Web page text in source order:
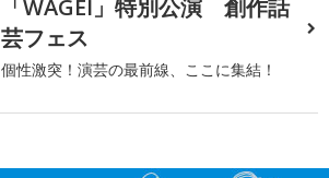
「WAGEI」特別公演 創作話
芸フェス
個性激突！演芸の最前線、ここに集結！